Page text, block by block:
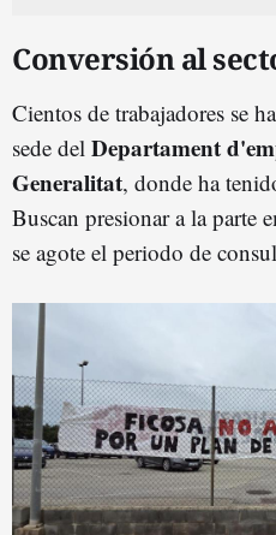
Conversión al
Cientos de trabajadores se
sede del Departament
Generalitat, donde ha
Buscan presionar a la parte
se agote el periodo de